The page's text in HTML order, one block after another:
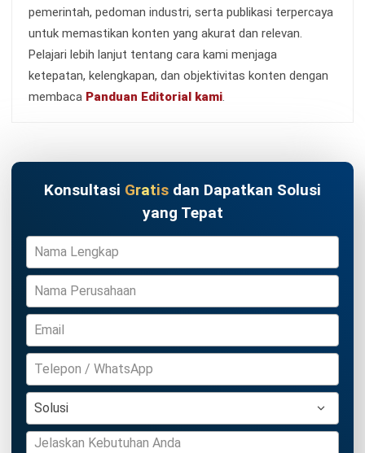
Jadwalkan Konsultasi
Coba Gratis